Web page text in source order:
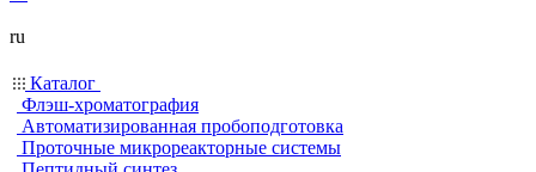
ru
Каталог
Флэш-хроматография
Автоматизированная пробоподготовка
Проточные микрореакторные системы